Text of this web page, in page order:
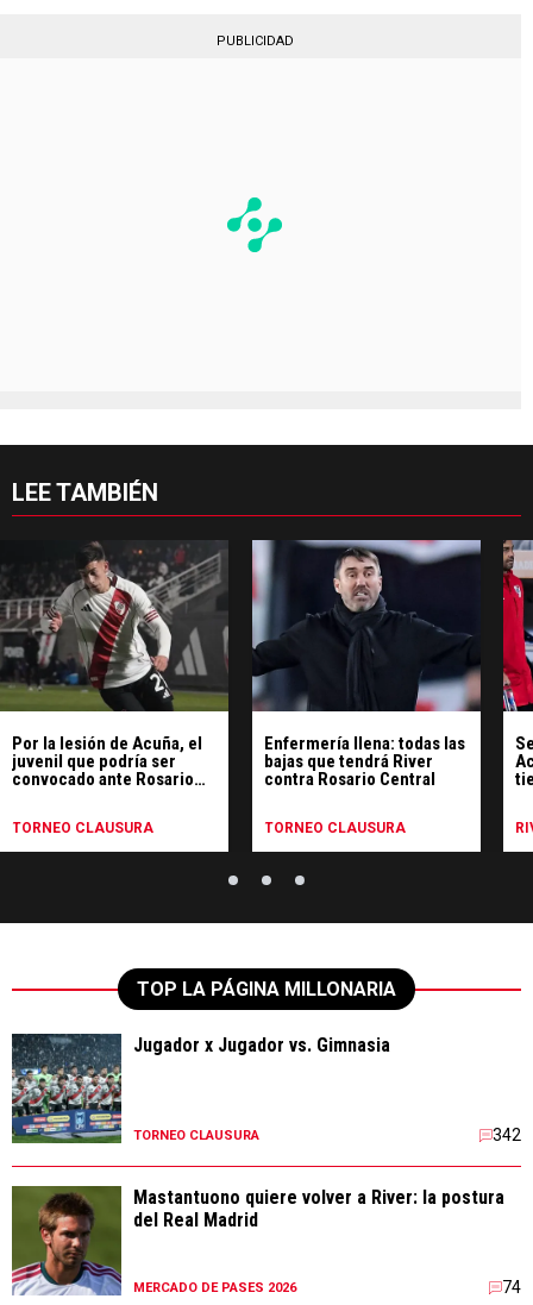
PUBLICIDAD
LEE TAMBIÉN
Por la lesión de Acuña, el
juvenil que podría ser
convocado ante Rosario
TORNEO CLAUSURA
Enfermería llena: todas las
bajas que tendrá River
contra Rosario Central
TORNEO CLAUSURA
TOP LA PÁGINA MILLONARIA
Jugador x Jugador vs. Gimnasia
TORNEO CLAUSURA 342
Mastantuono quiere volver a River: la postura
del Real Madrid
MERCADO DE PASES 2026 74